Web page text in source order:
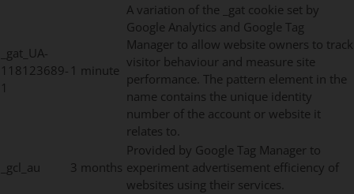
_gat_UA-
118123689-
1
1 minute
A variation of the _gat cookie set by
Google Analytics and Google Tag
Manager to allow website owners to track
visitor behaviour and measure site
performance. The pattern element in the
name contains the unique identity
number of the account or website it
relates to.
_gcl_au 3 months
Provided by Google Tag Manager to
experiment advertisement efficiency of
websites using their services.